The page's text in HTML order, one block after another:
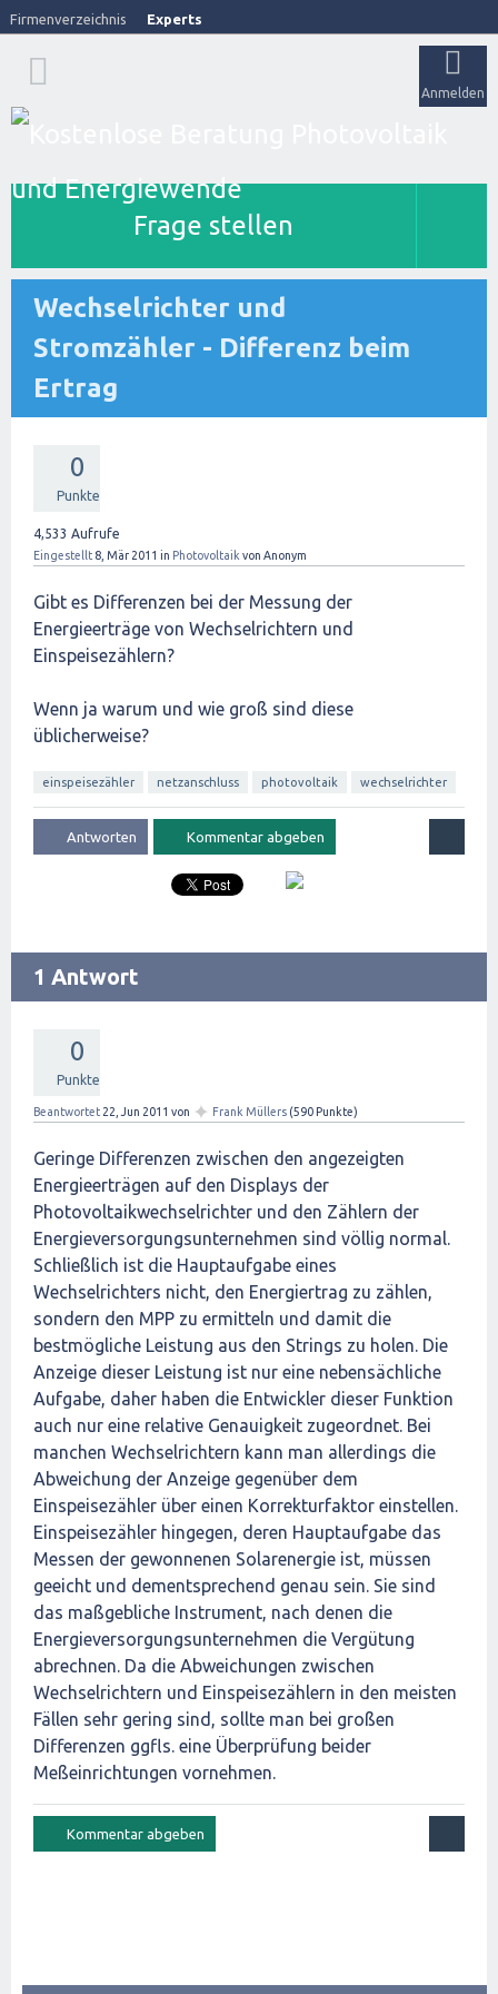
Firmenverzeichnis Experts
Anmelden
Frage stellen
Wechselrichter und
Stromzähler - Differenz beim
Ertrag
0
Punkte
4,533 Aufrufe
Eingestellt 8, Mär 2011 in Photovoltaik von Anonym
Gibt es Differenzen bei der Messung der
Energieerträge von Wechselrichtern und
Einspeisezählern?
Wenn ja warum und wie groß sind diese
üblicherweise?
einspeisezähler netzanschluss photovoltaik wechselrichter
1 Antwort
0
Punkte
Beantwortet 22, Jun 2011 von ✦ Frank Müllers (590 Punkte)
Geringe Differenzen zwischen den angezeigten
Energieerträgen auf den Displays der
Photovoltaikwechselrichter und den Zählern der
Energieversorgungsunternehmen sind völlig normal.
Schließlich ist die Hauptaufgabe eines
Wechselrichters nicht, den Energiertrag zu zählen,
sondern den MPP zu ermitteln und damit die
bestmögliche Leistung aus den Strings zu holen. Die
Anzeige dieser Leistung ist nur eine nebensächliche
Aufgabe, daher haben die Entwickler dieser Funktion
auch nur eine relative Genauigkeit zugeordnet. Bei
manchen Wechselrichtern kann man allerdings die
Abweichung der Anzeige gegenüber dem
Einspeisezähler über einen Korrekturfaktor einstellen.
Einspeisezähler hingegen, deren Hauptaufgabe das
Messen der gewonnenen Solarenergie ist, müssen
geeicht und dementsprechend genau sein. Sie sind
das maßgebliche Instrument, nach denen die
Energieversorgungsunternehmen die Vergütung
abrechnen. Da die Abweichungen zwischen
Wechselrichtern und Einspeisezählern in den meisten
Fällen sehr gering sind, sollte man bei großen
Differenzen ggfls. eine Überprüfung beider
Meßeinrichtungen vornehmen.